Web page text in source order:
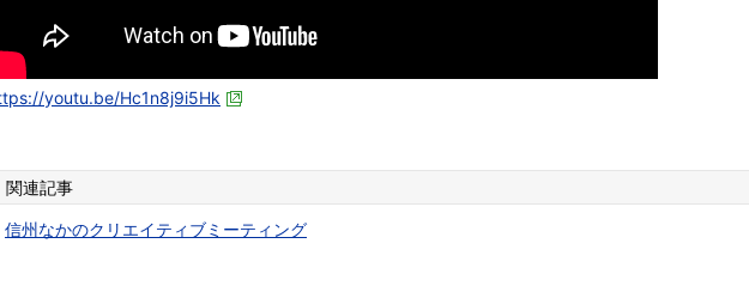
youtu.be/Hc1n8j9i5Hk
関連記事
信州なかのクリエイティブミーティング